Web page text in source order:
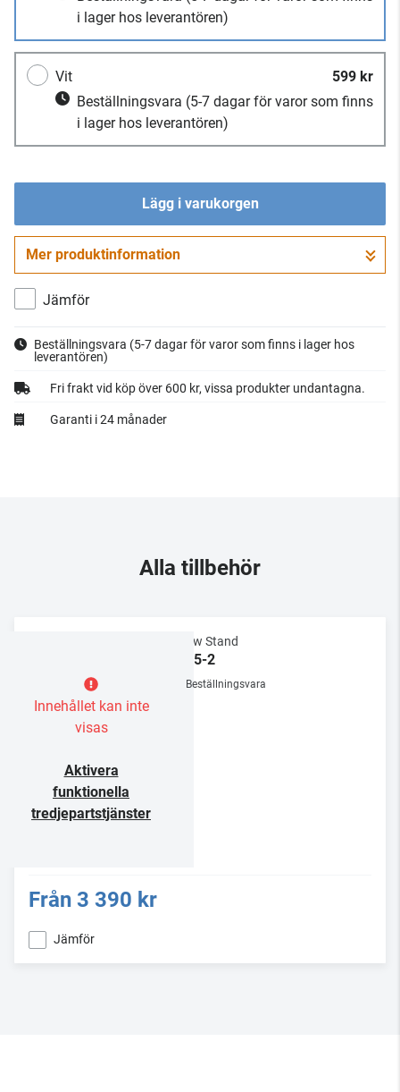
i lager hos leverantören)
Vit
599 kr
Beställningsvara (5-7 dagar för varor som finns
i lager hos leverantören)
Lägg i varukorgen
Gå till kassan
Mer produktinformation
Jämför
Beställningsvara (5-7 dagar för varor som finns i lager hos
leverantören)
Fri frakt vid köp över 600 kr, vissa produkter undantagna.
Garanti i 24 månader
Alla tillbehör
Innehållet kan inte
visas
Aktivera
funktionella
tredjepartstjänster
Bülow Stand
BS15-2
Beställningsvara
Från 3 390 kr
Jämför